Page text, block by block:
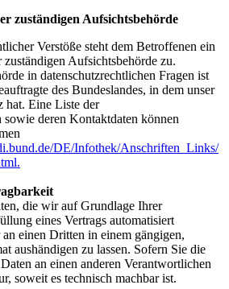
zuständigen Aufsichtsbehörde
Verstöße steht dem Betroffenen ein
Aufsichtsbehörde zu.
in datenschutzrechtlichen Fragen ist
des Bundeslandes, in dem unser
hat. Eine Liste der
sowie deren Kontaktdaten können
DE/Infothek/Anschriften_Links/
die wir auf Grundlage Ihrer
eines Vertrags automatisiert
einen Dritten in einem gängigen,
aushändigen zu lassen. Sofern Sie die
an einen anderen Verantwortlichen
soweit es technisch machbar ist.